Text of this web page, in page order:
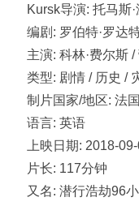
Kursk导演: 托马斯
编剧: 罗伯特·罗达
主演: 科林·费尔斯
类型: 剧情 / 历史 /
制片国家/地区: 法
语言: 英语
上映日期: 2018-
片长: 117分钟
又名: 潜行浩劫96